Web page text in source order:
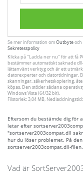
Se mer information omOutbyteoch
Sekretesspolicy
Klicka på"Ladda ner nu" för att få
bestämmer automatiskt saknade
lättanvänt verktyg och är ett
datorexperter och datortidningar.
skanningar, säkerhetskopiering,
köpas. Den stöder sådana
Windows Vista (64/32 bit).
Filstorlek: 3,04 MB,
Eftersom du bestämde dig för
letar efter
"sortserver2003compat.dll
hur du löser problemet. På
sortserver2003compat.dll-filen.
Vad är